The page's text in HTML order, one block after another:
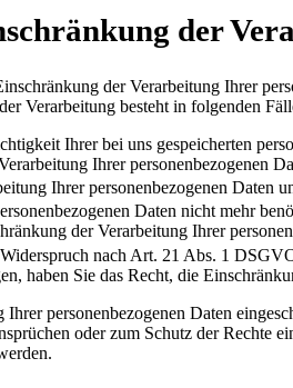
der
der Verarbeitung Ihrer
Verarbeitung besteht in folgenden
Ihrer bei uns gespeicherten
Ihrer personenbezogenen
Ihrer personenbezogenen Daten
Daten nicht mehr
der Verarbeitung Ihrer
nach Art. 21 Abs. 1
haben Sie das Recht, die
Ihrer personenbezogenen Daten
oder zum Schutz der Rechte